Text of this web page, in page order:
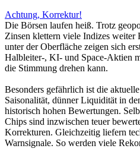
Achtung, Korrektur!
Die Börsen laufen heiß. Trotz
Zinsen klettern viele Indizes
unter der Oberfläche zeigen sich
Halbleiter-, KI- und Space-Aktien
die Stimmung drehen kann.
Besonders gefährlich ist die
Saisonalität, dünner Liquidität in
historisch hohen Bewertungen.
Chips sind inzwischen teuer
Korrekturen. Gleichzeitig liefern
Warnsignale. So werden viele